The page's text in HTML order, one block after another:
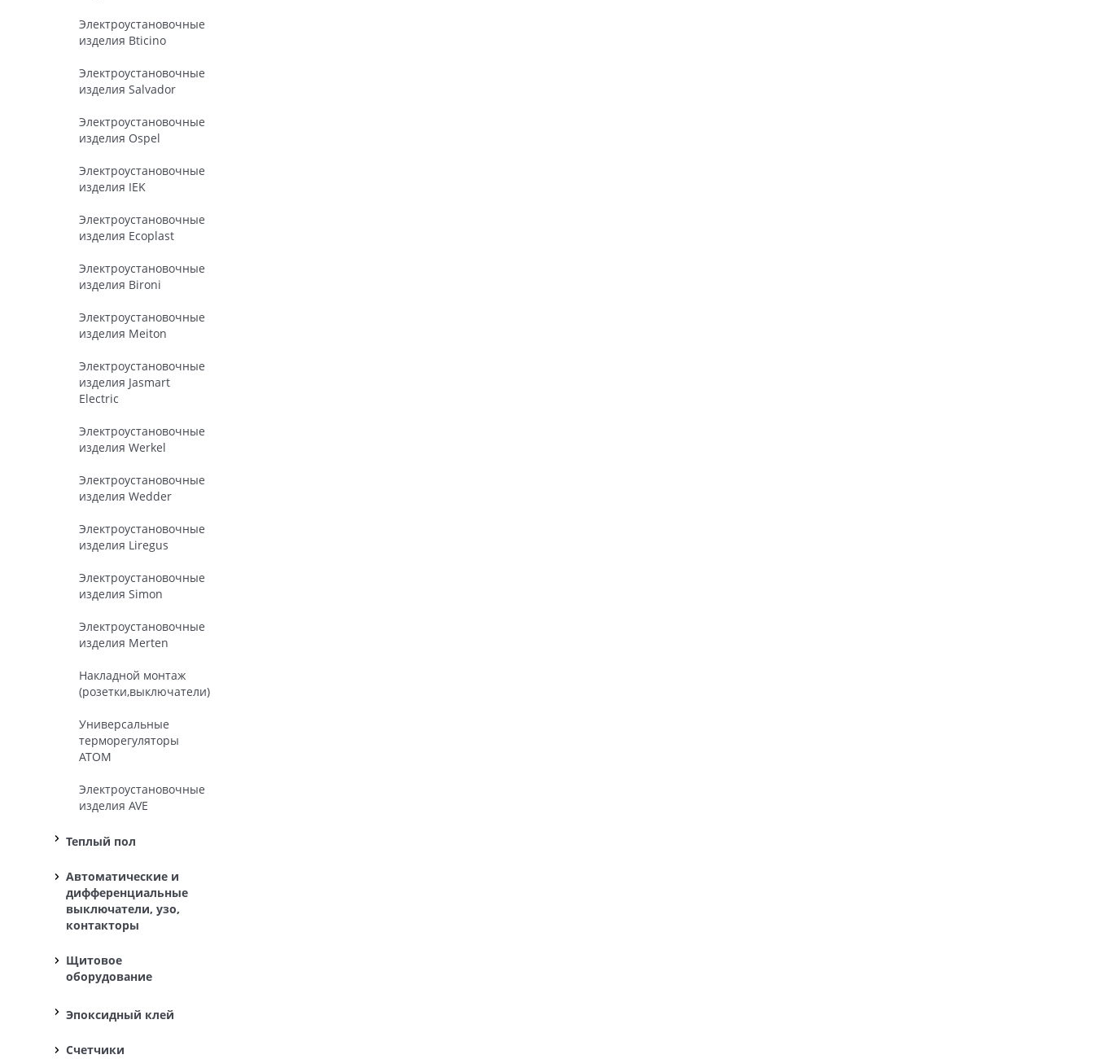
Электроустановочные
изделия Bticino
Электроустановочные
изделия Salvador
Электроустановочные
изделия Ospel
Электроустановочные
изделия IEK
Электроустановочные
изделия Ecoplast
Электроустановочные
изделия Bironi
Электроустановочные
изделия Meiton
Электроустановочные
изделия Jasmart
Electric
Электроустановочные
изделия Werkel
Электроустановочные
изделия Wedder
Электроустановочные
изделия Liregus
Электроустановочные
изделия Simon
Электроустановочные
изделия Merten
Накладной монтаж
(розетки,выключатели)
Универсальные
терморегуляторы
ATOM
Электроустановочные
изделия AVE
Теплый пол
Автоматические и
дифференциальные
выключатели, узо,
контакторы
Щитовое
оборудование
Эпоксидный клей
Счетчики